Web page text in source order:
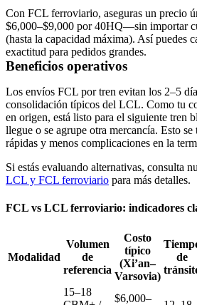
Con FCL ferroviario, aseguras un precio
$6,000–$9,000 por 40HQ—sin importar
(hasta la capacidad máxima). Así puedes
exactitud para pedidos grandes.
Beneficios operativos
Los envíos FCL por tren evitan los 2–5
consolidación típicos del LCL. Como tu
en origen, está listo para el siguiente tren
llegue o se agrupe otra mercancía. Esto se
rápidas y menos complicaciones en la
Si estás evaluando alternativas, consulta
LCL y FCL ferroviario para más detalles.
FCL vs LCL ferroviario: indicadores
Modalidad
Volumen
de
referencia
Costo
típico
(Xi’an–
Varsovia)
de
15–18
$6,000–